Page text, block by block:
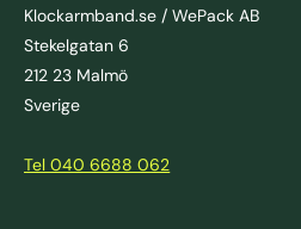
Klockarmband.se / WePack AB
Stekelgatan 6
212 23 Malmö
Sverige
Tel 040 6688 062